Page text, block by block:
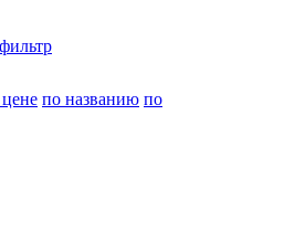
по названию по